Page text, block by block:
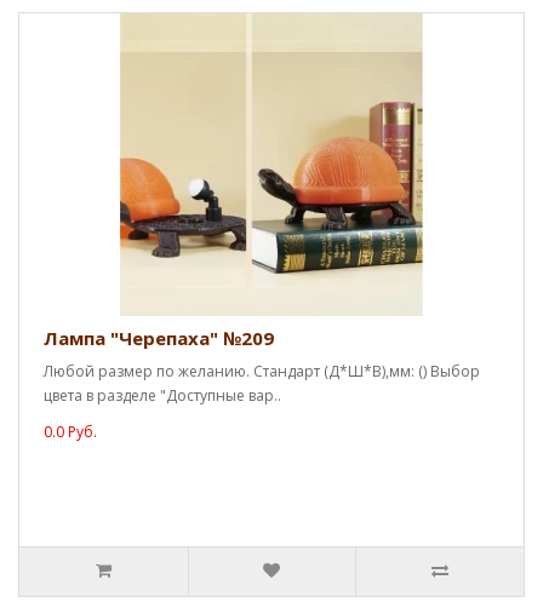
Лампа "Черепаха" №209
Любой размер по желанию. Стандарт (Д*Ш*В),мм: () Выбор
цвета в разделе "Доступные вар..
0.0 Руб.